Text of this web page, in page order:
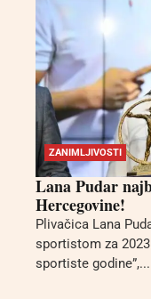
ZANIMLJIVOSTI
Lana Pudar
Hercegovine!
Plivačica Lana
sportistom za
sportiste godine”,...